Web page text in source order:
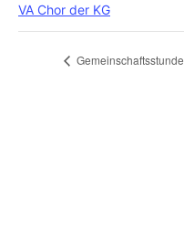
VA Chor der KG
Gemeinschaftsstunde